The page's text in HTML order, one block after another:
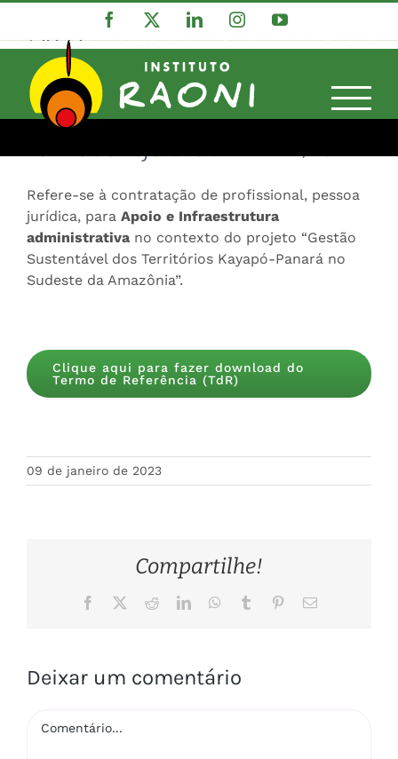
o
conteúdo
Facebook LinkedInInstagramYouTube
Termo de Referência IR nº22
/2022
INSTITUTO RAONI – IR
Refere-se à contratação de profissional, pessoa
jurídica, para Apoio e Infraestrutura
administrativa no contexto do projeto “Gestão
Sustentável dos Territórios Kayapó-Panará no
Sudeste da Amazônia”.
Clique aqui para fazer download do
Termo de Referência (TdR)
09 de janeiro de 2023
Compartilhe!
Facebook RedditLinkedInWhatsApp
Tumblr Pinterest
E-
Deixar um comentário
Comentário